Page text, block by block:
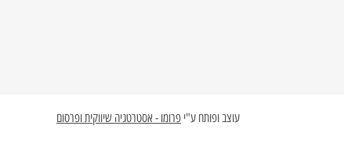
עוצב ופותח ע"י פרומו - אסטרטגיה שיווקית ופרסום